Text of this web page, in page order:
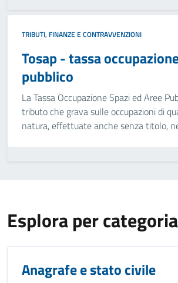
TRIBUTI, FINANZE E CONTRAVVENZIONI
Tosap - tassa
pubblico
La Tassa Occupazione Spazi ed Aree
tributo che grava sulle occupazioni di
natura, effettuate anche senza titolo,
Esplora per categoria
Anagrafe e stato civile